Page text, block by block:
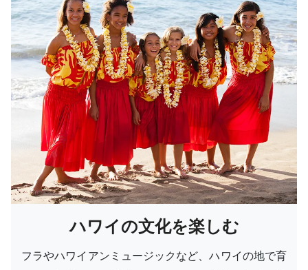
ハワイの文化を楽しむ
フラやハワイアンミュージックなど、ハワイの地で育